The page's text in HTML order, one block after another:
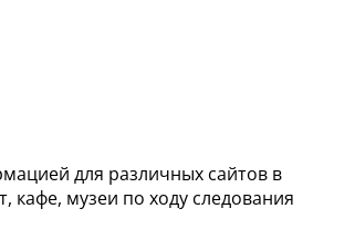
для различных сайтов в
кафе, музеи по ходу следования